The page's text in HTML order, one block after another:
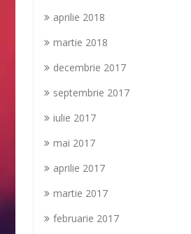
aprilie 2018
martie 2018
decembrie 2017
septembrie 2017
iulie 2017
mai 2017
aprilie 2017
martie 2017
februarie 2017